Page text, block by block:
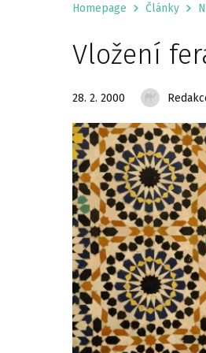
Homepage Články
Vložení
28. 2. 2000